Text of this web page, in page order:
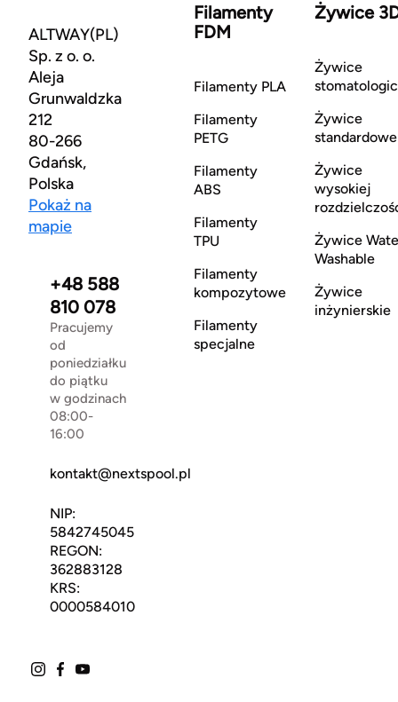
ALTWAY(PL)
Sp. z o. o.
Aleja
Grunwaldzka
212
80-266
Gdańsk,
Polska
Pokaż na
mapie
+48 588
810 078
Pracujemy
od
poniedziałku
do piątku
w godzinach
08:00-
16:00
kontakt@nextspool.pl
NIP:
5842745045
REGON:
362883128
KRS:
0000584010
Filamenty
FDM
Filamenty PLA
Filamenty
PETG
Filamenty
ABS
Filamenty
TPU
Filamenty
kompozytowe
Filamenty
specjalne
Żywice
Żywice
Żywice
standardowe
Żywice
wysokiej
Żywice
Washable
Żywice
inżynierskie